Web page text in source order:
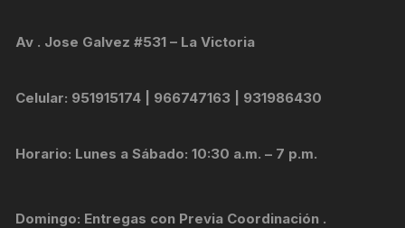
Av . Jose Galvez #531 – La Victoria
Celular: 951915174 | 966747163 | 931986430
Horario: Lunes a Sábado: 10:30 a.m. – 7 p.m.
Domingo: Entregas con Previa Coordinación .